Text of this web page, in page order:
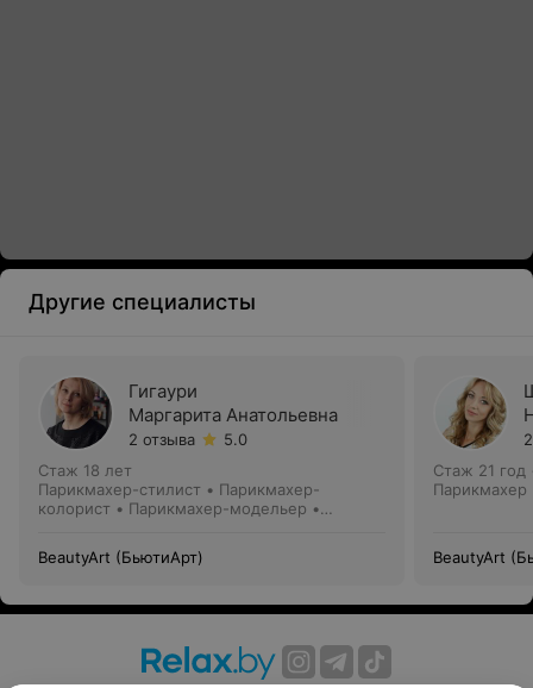
Другие специалисты
Гигаури
Маргарита Анатольевна
2 отзыва
5.0
Стаж 18 лет
Парикмахер-стилист • Парикмахер-
колорист • Парикмахер-модельер •
BeautyArt (БьютиАрт)
Стаж 21 год
Парикмахер
BeautyArt